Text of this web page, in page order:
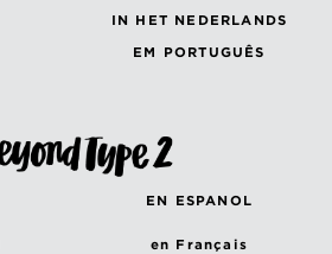
IN HET NEDERLANDS
EM PORTUGUÊS
EN ESPANOL
en Français